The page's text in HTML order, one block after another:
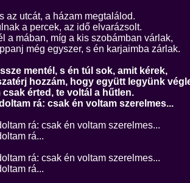
az utcát, a házam megtalálod.
a percek, az idő elvarázsolt.
a mában, míg a kis szobámban várlak,
még egyszer, s én karjaimba zárlak.
mentél, s én túl sok, amit kérek,
hozzám, hogy együtt legyünk
csak érted, te voltál a hűtlen.
rá: csak én voltam szerelmes...
rá: csak én voltam szerelmes...
rá...
rá: csak én voltam szerelmes...
rá...